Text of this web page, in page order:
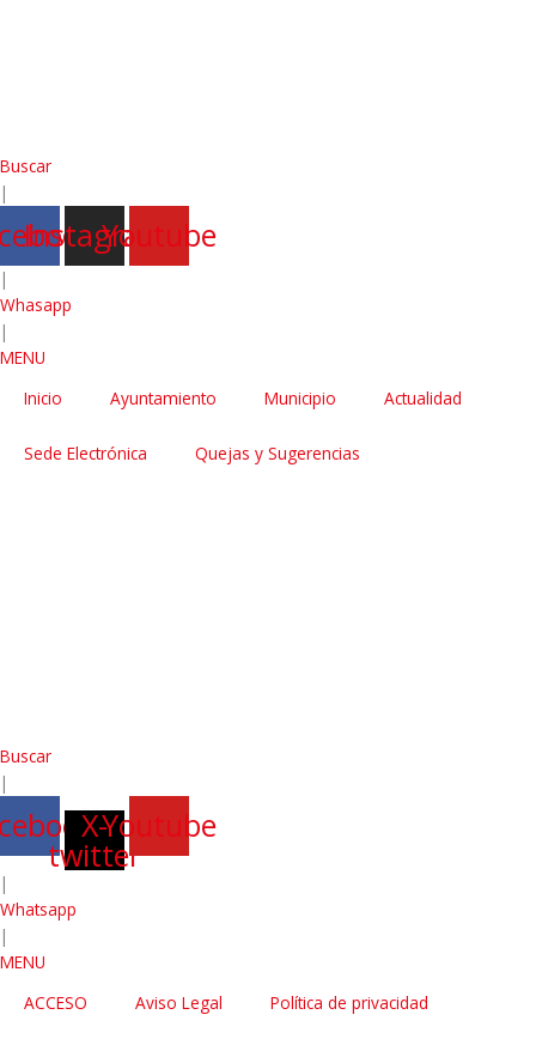
Buscar
|
Instagram
Youtube
|
Whasapp
|
MENU
Inicio
Ayuntamiento Municipio Actualidad
Sede Electrónica Quejas y Sugerencias
Buscar
|
X-
twitter
Youtube
|
Whatsapp
|
MENU
ACCESO
Aviso Legal Política de privacidad